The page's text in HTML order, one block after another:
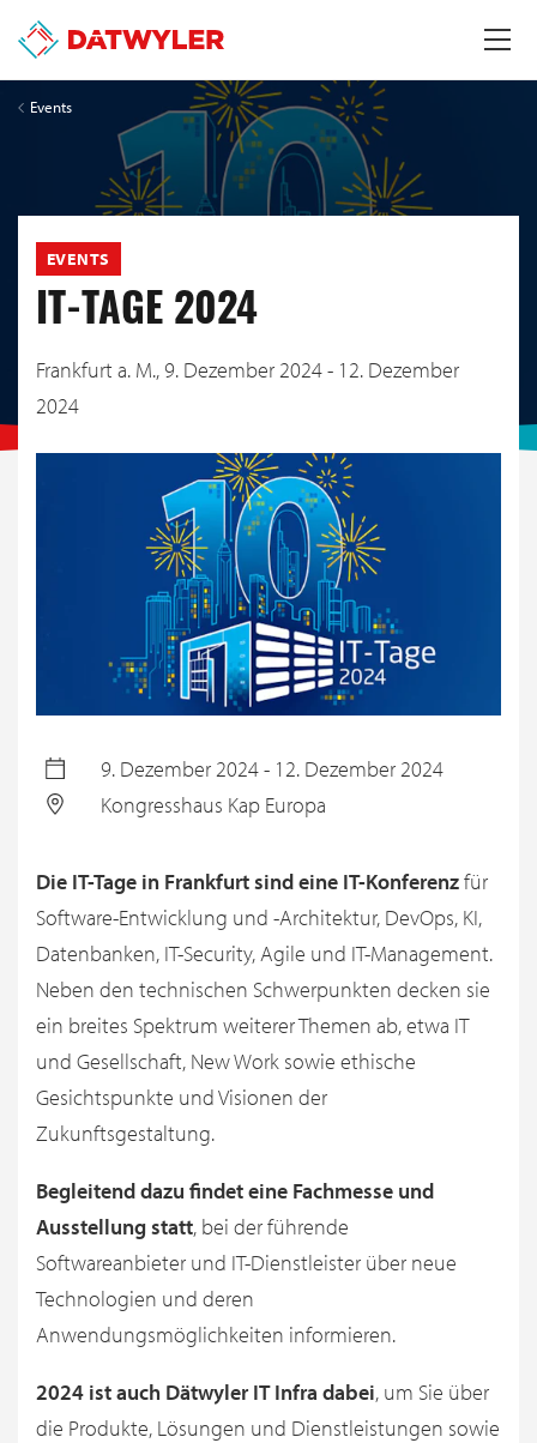
Events
EVENTS
IT-TAGE 2024
Frankfurt a. M.,9. Dezember 2024 - 12. Dezember
2024
9. Dezember 2024 - 12. Dezember 2024
Kongresshaus Kap Europa
Die IT-Tage in Frankfurt sind eine IT-Konferenzfür
Software-Entwicklung und -Architektur, DevOps, KI,
Datenbanken, IT-Security, Agile und IT-Management.
Neben den technischen Schwerpunkten decken sie
ein breites Spektrum weiterer Themen ab, etwa IT
und Gesellschaft, New Work sowie ethische
Gesichtspunkte und Visionen der
Zukunftsgestaltung.
Begleitend dazu findet eine Fachmesse und
Ausstellung statt, bei der führende
Softwareanbieter und IT-Dienstleister über neue
Technologien und deren
Anwendungsmöglichkeiten informieren.
2024 ist auch Dätwyler IT Infra dabei, um Sie über
die Produkte, Lösungen und Dienstleistungen sowie